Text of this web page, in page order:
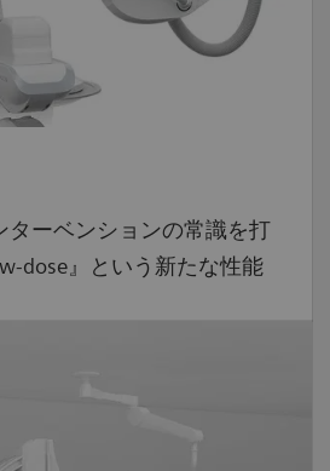
ターベンションの常識を打
dose』という新たな性能